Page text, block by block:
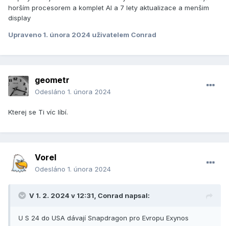
horším procesorem a komplet AI a 7 lety aktualizace a menšim
display
Upraveno 1. února 2024 uživatelem Conrad
geometr
Odesláno 1. února 2024
Kterej se Ti víc líbí.
Vorel
Odesláno 1. února 2024
V 1. 2. 2024 v 12:31, Conrad napsal:
U S 24 do USA dávají Snapdragon pro Evropu Exynos